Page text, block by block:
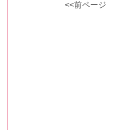
<<前ページ